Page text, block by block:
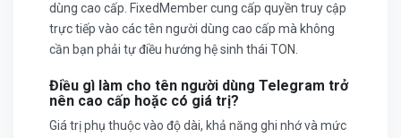
dùng cao cấp. FixedMember cung cấp quyền truy cập
trực tiếp vào các tên người dùng cao cấp mà không
cần bạn phải tự điều hướng hệ sinh thái TON.
Điều gì làm cho tên người dùng Telegram trở
nên cao cấp hoặc có giá trị?
Giá trị phụ thuộc vào độ dài, khả năng ghi nhớ và mức